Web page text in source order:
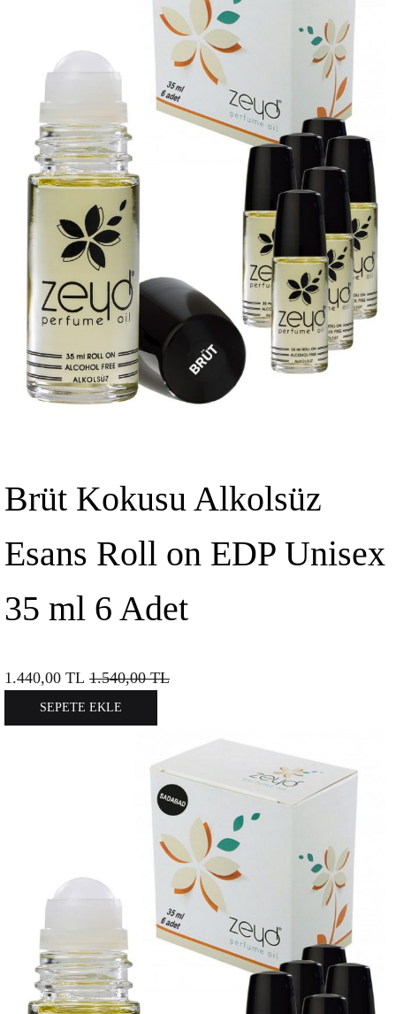
Brüt Kokusu Alkolsüz
Esans Roll on EDP Unisex
35 ml 6 Adet
1.440,00 TL 1.540,00TL
SEPETE EKLE